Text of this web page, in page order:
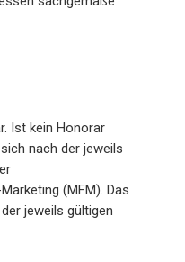
Ist kein Honorar
nach der jeweils
(MFM). Das
jeweils gültigen